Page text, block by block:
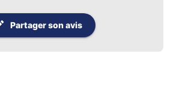
Partager son avis